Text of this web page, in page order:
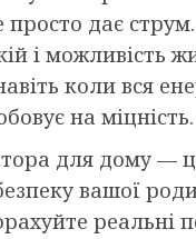
просто дає
і можливість
коли вся
на міцність.
для дому —
вашої
реальні